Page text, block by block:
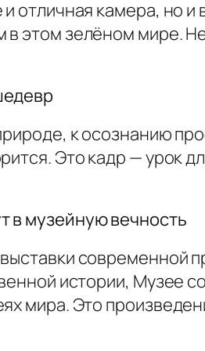
отличная камера, но
этом зелёном мире.
к осознанию
Это кадр — урок
в музейную вечность
современной
истории, Музее
мира. Это